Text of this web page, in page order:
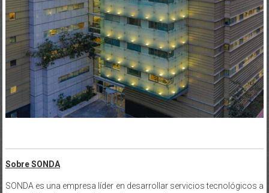
Sobre SONDA
SONDA es una empresa líder en desarrollar servicios tecnológicos a